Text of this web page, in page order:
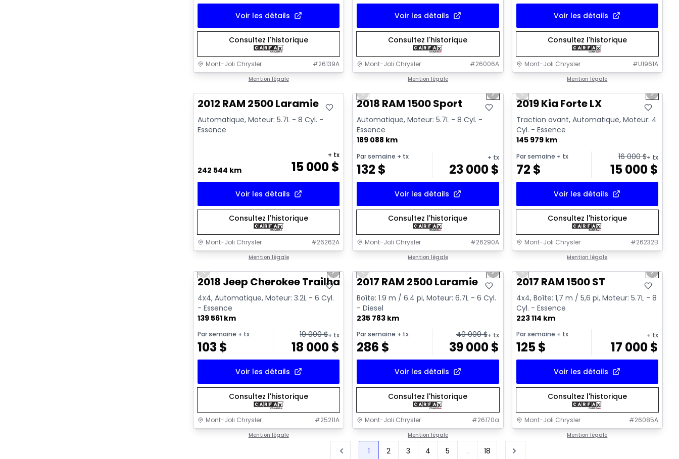
Voir les détails
Consultez l'historique
Mont-Joli Chrysler #26139A
Mention légale
Voir les détails
Consultez l'historique
Mont-Joli Chrysler #26006A
Mention légale
Voir les détails
Consultez l'historique
Mont-Joli Chrysler #U1961A
Mention légale
Très bonne offre
2012 RAM 2500 Laramie
Automatique, Moteur: 5.7L - 8 Cyl. -
Essence
242 544 km 15 000$
+ tx
Voir les détails
Consultez l'historique
Mont-Joli Chrysler #26262A
Mention légale
Vidéo disponible
Très bonne offre
Previous slide Next slide
2018 RAM 1500 Sport
Automatique, Moteur: 5.7L - 8 Cyl. -
Essence
189 088 km
Par semaine + tx
132 $
+ tx
23 000$
Voir les détails
Consultez l'historique
Mont-Joli Chrysler #26290A
Mention légale
Vidéo disponible
Très bonne offre
Previous slide Next
2019 Kia Forte LX
Traction avant, Automatique, Moteur: 4
Cyl. - Essence
145 979 km
Par semaine + tx
72 $
16 000$+ tx
15 000$
Voir les détails
Consultez l'historique
Mont-Joli Chrysler #26232B
Mention légale
Très bonne offre
Previous slide Next slide
2018 Jeep Cherokee Trailhawk
4x4, Automatique, Moteur: 3.2L - 6 Cyl.
- Essence
139 561 km
Par semaine + tx
103$
19 000$+ tx
18 000$
Voir les détails
Consultez l'historique
Mont-Joli Chrysler #25211A
Mention légale
Vidéo disponible
Très bonne offre
Previous slide Next slide
2017 RAM 2500 Laramie
Boîte: 1.9 m / 6.4 pi, Moteur: 6.7L - 6 Cyl.
- Diesel
235 783 km
Par semaine + tx
286 $
40 000$+ tx
39 000$
Voir les détails
Consultez l'historique
Mont-Joli Chrysler #26170a
Mention légale
Vidéo disponible
Très bonne offre
Previous slide Next
2017 RAM 1500 ST
4x4, Boîte: 1,7 m / 5,6 pi, Moteur: 5.7L - 8
Cyl. - Essence
223 114 km
Par semaine + tx
125$
+ tx
17 000$
Voir les détails
Consultez l'historique
Mont-Joli Chrysler #26085A
Mention légale
1 2 3 4 5 ... 18